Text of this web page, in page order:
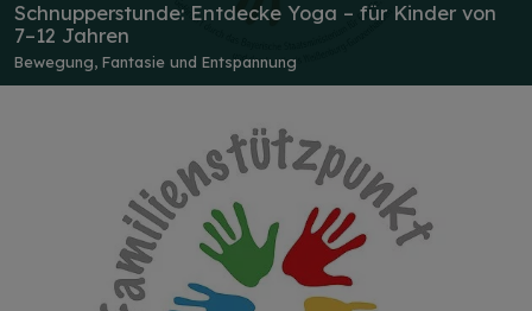
Schnupperstunde: Entdecke Yoga – für Kinder von
7–12 Jahren
Bewegung, Fantasie und Entspannung